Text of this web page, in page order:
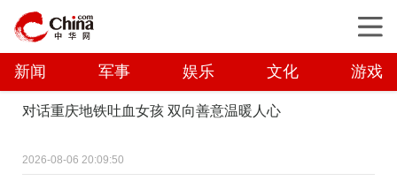
新闻 军事 娱乐 文化 游戏
对话重庆地铁吐血女孩 双向善意温暖人心
2026-08-06 20:09:50